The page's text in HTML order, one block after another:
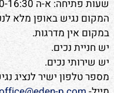
שעות פתיחה: א-ה 8:30-16:30
המקום נגיש באופן מלא
במקום אין מדרגות.
יש חניית נכים.
יש שירותי נכים.
מספר טלפון ישיר לנציג